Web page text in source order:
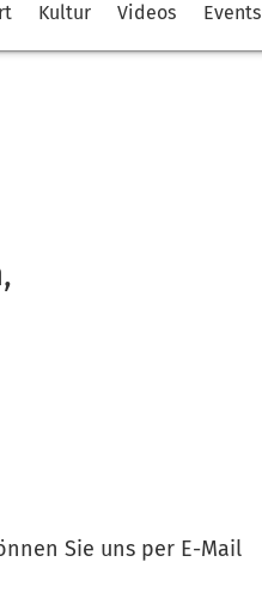
Kultur Videos Events
Sie uns per E-Mail